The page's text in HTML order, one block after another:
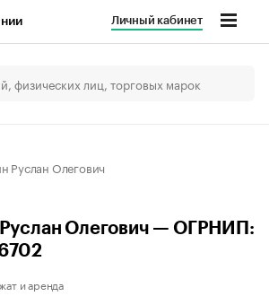
Личный кабинет
Руслан Олегович
Олегович — ОГРНИП:
и аренда